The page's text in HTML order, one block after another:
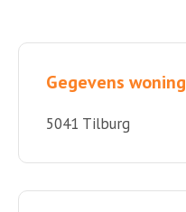
Gegevens woning
5041 Tilburg